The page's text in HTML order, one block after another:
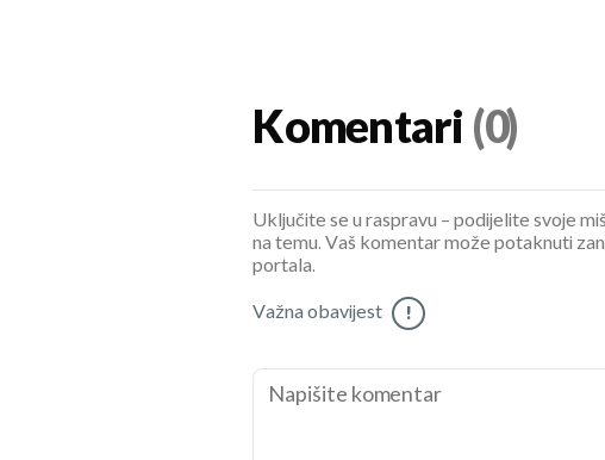
Komentari (0)
Uključite se u raspravu – podijelite svoje
na temu. Vaš komentar može potaknuti
portala.
Važna obavijest !